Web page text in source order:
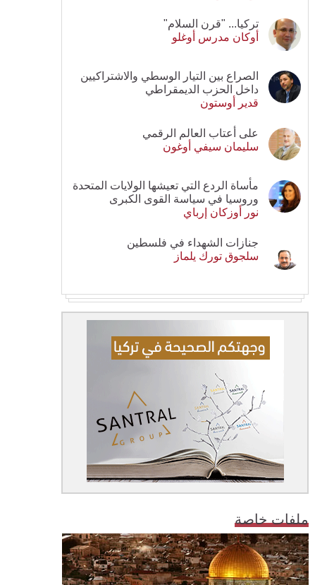
تركيا... "قرن السلام"
أوكان مدرس أوغلو
الصراع بين التيار الوسطي والاشتراكيين
داخل الحزب الديمقراطي
قدير أوستون
على أعتاب العالم الرقمي
سليمان سيفي أوغون
مأساة الردع التي تعيشها الولايات المتحدة
وروسيا في سياسة القوى الكبرى
نور أوزكان إرباي
جنازات الشهداء في فلسطين
سلجوق تورك يلماز
ملفات خاصة